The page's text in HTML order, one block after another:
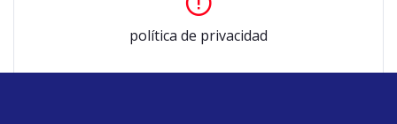
política de privacidad